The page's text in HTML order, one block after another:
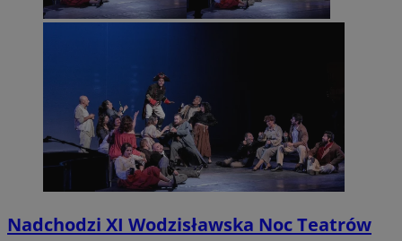
Nadchodzi XI Wodzisławska Noc Teatrów